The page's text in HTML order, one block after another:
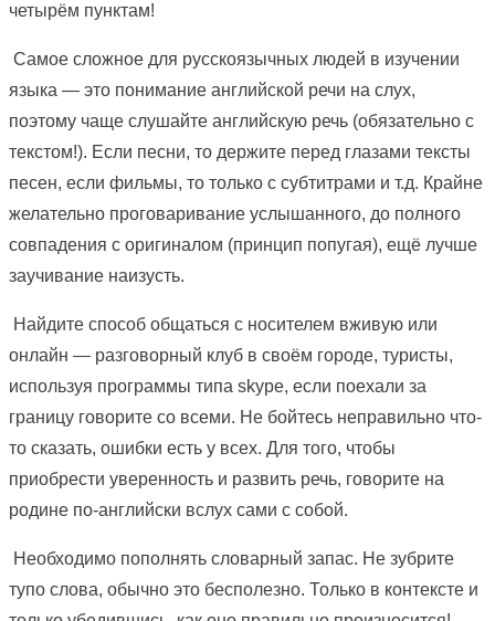
четырём пунктам!
Самое сложное для русскоязычных людей в изучении
языка — это понимание английской речи на слух,
поэтому чаще слушайте английскую речь (обязательно с
текстом!). Если песни, то держите перед глазами тексты
песен, если фильмы, то только с субтитрами и т.д. Крайне
желательно проговаривание услышанного, до полного
совпадения с оригиналом (принцип попугая), ещё лучше
заучивание наизусть.
Найдите способ общаться с носителем вживую или
онлайн — разговорный клуб в своём городе, туристы,
используя программы типа skype, если поехали за
границу говорите со всеми. Не бойтесь неправильно что-
то сказать, ошибки есть у всех. Для того, чтобы
приобрести уверенность и развить речь, говорите на
родине по-английски вслух сами с собой.
Необходимо пополнять словарный запас. Не зубрите
тупо слова, обычно это бесполезно. Только в контексте и